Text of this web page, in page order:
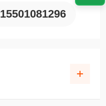
15501081296